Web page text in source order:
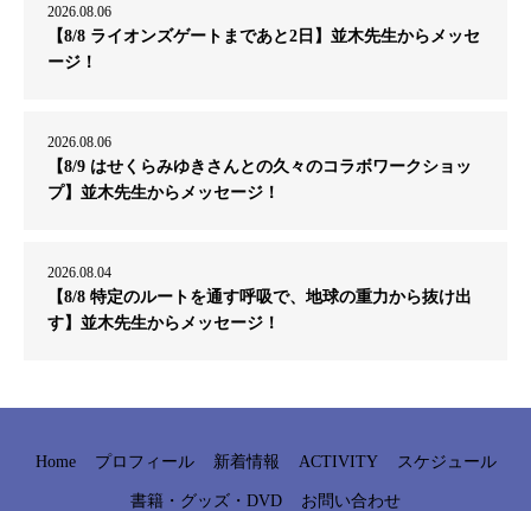
2026.08.06
【8/8 ライオンズゲートまであと2日】並木先生からメッセ
ージ！
2026.08.06
【8/9 はせくらみゆきさんとの久々のコラボワークショッ
プ】並木先生からメッセージ！
2026.08.04
【8/8 特定のルートを通す呼吸で、地球の重力から抜け出
す】並木先生からメッセージ！
Home プロフィール 新着情報 ACTIVITY スケジュール
書籍・グッズ・DVD お問い合わせ